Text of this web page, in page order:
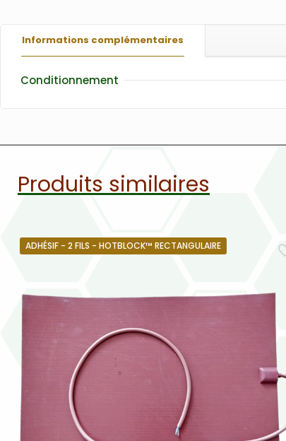
Informations complémentaires
Conditionnement
Produits similaires
ADHÉSIF - 2 FILS - HOTBLOCK™ RECTANGULAIRE